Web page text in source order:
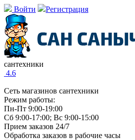
Войти Регистрация
сантехники
4.6
Сеть магазинов сантехники
Режим работы:
Пн-Пт 9:00-19:00
Сб 9:00-17:00; Вс 9:00-15:00
Прием заказов 24/7
Обработка заказов в рабочие часы